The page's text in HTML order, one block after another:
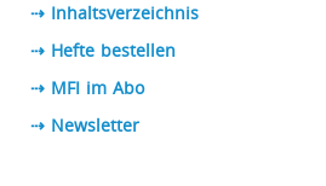
⇢ Inhaltsverzeichnis
⇢ Hefte bestellen
⇢ MFI im Abo
⇢ Newsletter